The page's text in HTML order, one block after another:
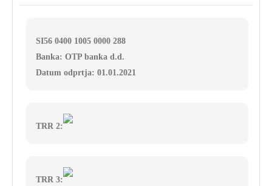
SI56 0400 1005 0000 288
Banka: OTP banka d.d.
Datum odprtja: 01.01.2021
TRR 2:
TRR 3: